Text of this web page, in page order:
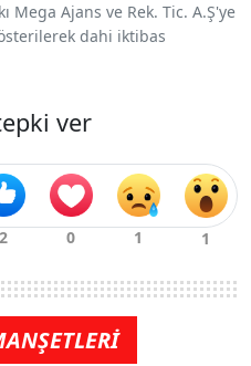
Ajans ve Rek. Tic. A.Ş'ye
dahi iktibas
ver